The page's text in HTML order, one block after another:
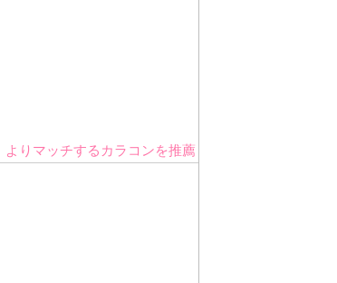
よりマッチするカラコンを推薦